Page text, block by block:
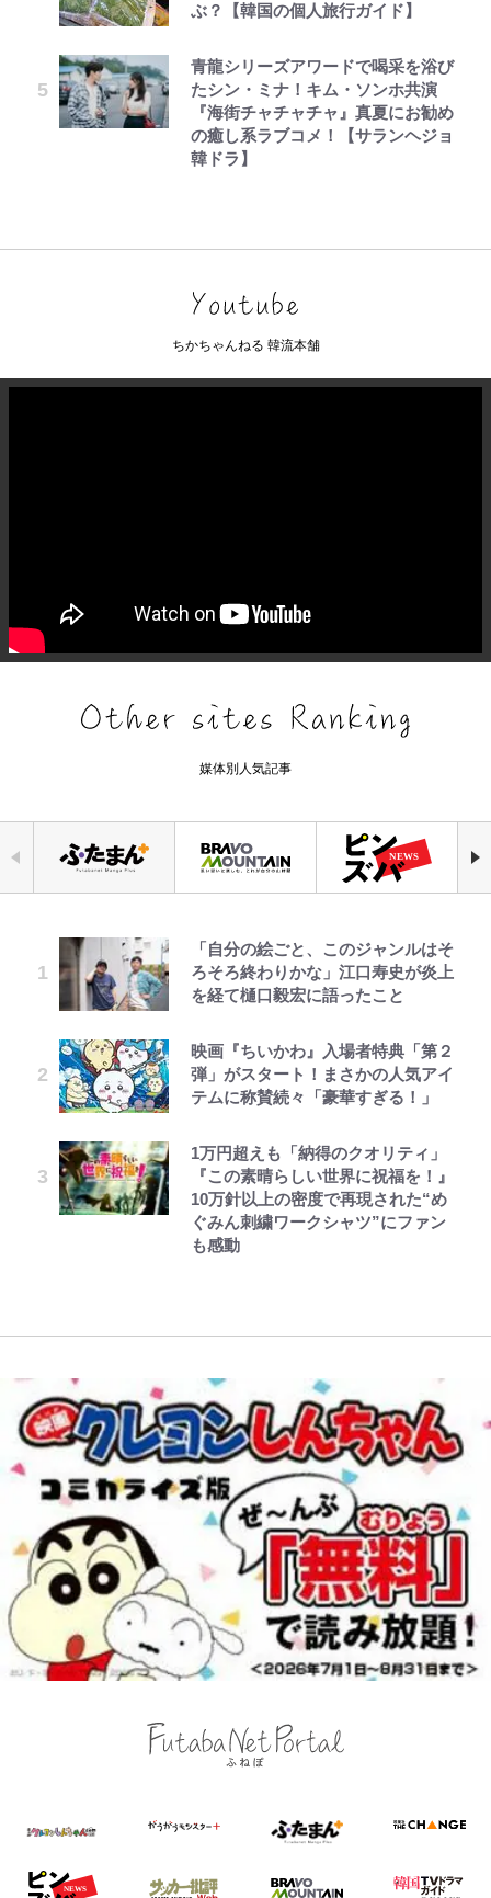
ぶ？【韓国の個人旅行ガイド】
青龍シリーズアワードで喝采を浴び
たシン・ミナ！キム・ソンホ共演
『海街チャチャチャ』真夏にお勧め
の癒し系ラブコメ！【サランヘジョ
韓ドラ】
ちかちゃんねる 韓流本舗
媒体別人気記事
「自分の絵ごと、このジャンルはそ
ろそろ終わりかな」江口寿史が炎上
を経て樋口毅宏に語ったこと
映画『ちいかわ』入場者特典「第２
弾」がスタート！まさかの人気アイ
テムに称賛続々「豪華すぎる！」
1万円超えも「納得のクオリティ」
『この素晴らしい世界に祝福を！』
10万針以上の密度で再現された“め
ぐみん刺繍ワークシャツ”にファン
も感動
【キャンプ自己啓発】増えすぎたギ
アを棚卸し！ “ウルトラライト” 目
指した「自分スタイル」再構築でわ
とは
荒々しい「火山帯」の一端にいるこ
時間半ハイキング」パノラマ絶景レ
ポ【福島県福島市】
「電気風呂の数は全国一」温泉じゃ
ないのに大満足！ 上高地帰りに寄
千葉雄大、ほっそりイケメン近影に
「顔パンパンだったのに」反響 視
聴者が想った激変の納得理由
GLAY・TERU＆PUFFY大貫亜美
の“共演”ショットに「夫婦で写っ
てるの尊い」 長女はもう23歳
黒木啓司が妻・宮崎麗果にDV報
道、逮捕前にインスタに起きてい
た“異変”…削除していたラブラブ
投稿
空の轍と大地の雲と 第1回
第3回 出版までの道のり・その2
レビュー『仮面家族』悠木シュン・
著
公式-ヒロインが来る前に妊娠しま
した~詰んだはずの悪役令嬢です
が、どうやら違うようです~ 第1話
公式-ヒロインが来る前に妊娠しま
した~詰んだはずの悪役令嬢です
が、どうやら違うようです~ 第2話
公式-ヒロインが来る前に妊娠しま
した~詰んだはずの悪役令嬢です
が、どうやら違うようです~ 第2話
(2)
錦織一清の写真集はなぜ私服なの
か…高級ブランドをやめ等身大の自
分を表現する現在「ちゃんとおじい
「のりの芝居は観たいと」藤原紀香
が明かす夫・片岡愛之助との関係
藤原紀香が23年間続けるボランテ
ィア活動の原動力は…「偽善者だ」
との声も跳ね返す“誰かの役に立ち
たい”という思い
えびめしの流儀
でっかい男になりたいゾ
浅草は日本の心だゾ
｢なんじゃこりゃあああ！｣本田圭
佑の古巣ミラン、漆黒×蛍光レッド
の超絶クールな新サードユニに世界
ゃかっけえわ｣
浦和と千葉の首をかしげる主力放
手は【Jリーグ開幕｢初めての秋春
制｣の大激論】(4)
｢知念さんを煽ってたのと同じ
人？｣鹿島・鈴木優磨、大逆転勝利